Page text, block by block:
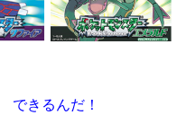
きるんだ！